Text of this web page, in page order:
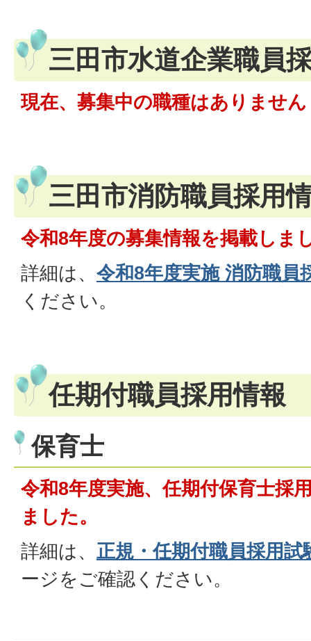
三田市水道企業職員
現在、募集中の職種はありません
三田市消防職員採用
令和8年度の募集情報を掲載しま
詳細は、 令和8年度実施 消防職員
ください。
任期付職員採用情報
保育士
令和8年度実施、任期付保育士採
ました。
詳細は、 正規・任期付職員採用試
ージをご確認ください。